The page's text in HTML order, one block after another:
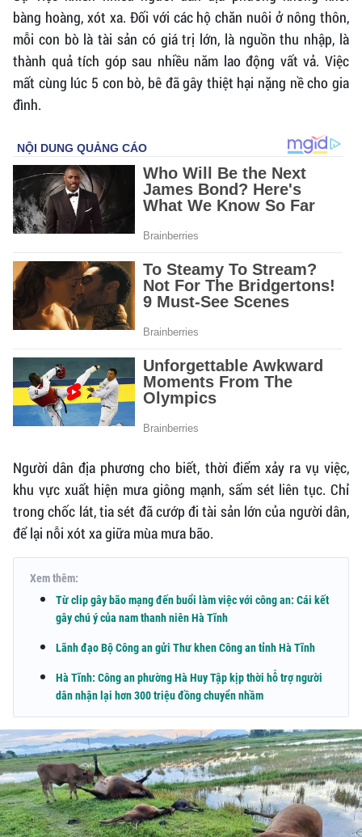
bàng hoàng, xót xa. Đối với các hộ chăn nuôi ở nông thôn,
mỗi con bò là tài sản có giá trị lớn, là nguồn thu nhập, là
thành quả tích góp sau nhiều năm lao động vất vả. Việc
mất cùng lúc 5 con bò, bê đã gây thiệt hại nặng nề cho gia
đình.
Người dân địa phương cho biết, thời điểm xảy ra vụ việc,
khu vực xuất hiện mưa giông mạnh, sấm sét liên tục. Chỉ
trong chốc lát, tia sét đã cướp đi tài sản lớn của người dân,
để lại nỗi xót xa giữa mùa mưa bão.
Xem thêm:
Từ clip gây bão mạng đến buổi làm việc với công an: Cái kết
gây chú ý của nam thanh niên Hà Tĩnh
Lãnh đạo Bộ Công an gửi Thư khen Công an tỉnh Hà Tĩnh
Hà Tĩnh: Công an phường Hà Huy Tập kịp thời hỗ trợ người
dân nhận lại hơn 300 triệu đồng chuyển nhầm